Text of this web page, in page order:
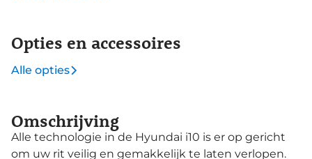
Opties en accessoires
Alle opties
Omschrijving
Alle technologie in de Hyundai i10 is er op gericht
om uw rit veilig en gemakkelijk te laten verlopen.